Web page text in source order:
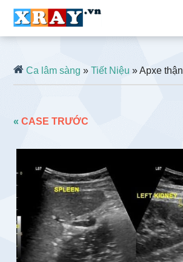
Ca lâm sàng »Tiết Niệu » Apxe thận
«CASE TRƯỚC